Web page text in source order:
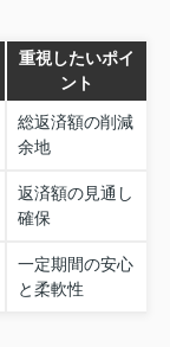
重視したいポイ
ント
総返済額の削減
余地
返済額の見通し
確保
一定期間の安心
と柔軟性